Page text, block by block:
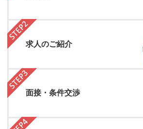
求人のご紹介
面接・条件交渉